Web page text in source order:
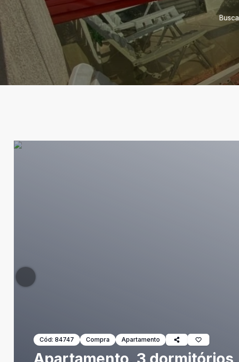
Cód: 84747 Compra Apartamento